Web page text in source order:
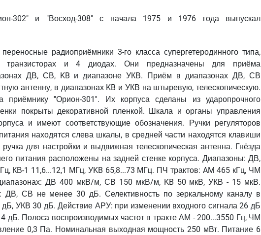
302" и "Восход-308" с начала 1975 и 1976 года выпускал
радиоприёмники 3-го класса супергетеродинного типа,
и 4 диодах. Они предназначены для приёма
ДВ, СВ, KB и диапазоне УКВ. Приём в диапазонах ДВ, СВ
антенну, в диапазонах KB и УКВ на штыревую, телескопическую.
приёмнику ''Орион-301''. Их корпуса сделаны из ударопрочного
покрыты декоративной пленкой. Шкала и органы управления
и имеют соответствующие обозначения. Ручки регуляторов
находятся слева шкалы, в средней части находятся клавиши
для настройки и выдвижная телескопическая антенна. Гнёзда
питания расположены на задней стенке корпуса. Диапазоны: ДВ,
КВ-1 11,6...12,1 МГц, УKB 65,8...73 МГц. ПЧ трактов: AM 465 кГц, ЧМ
ДВ 400 мкВ/м, СВ 150 мкВ/м, KB 50 мкВ, УКВ - 15 мкВ.
ДВ, СВ не менее 30 дБ. Селективность по зеркальному каналу в
УКВ 30 дБ. Действие АРУ: при изменении входного сигнала 26 дБ
дБ. Полоса воспроизводимых частот в тракте АМ - 200...3550 Гц, ЧМ
0,3 Па. Номинальная выходная мощность 250 мВт. Питание 6